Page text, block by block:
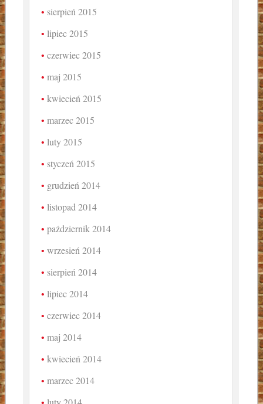
sierpień 2015
lipiec 2015
czerwiec 2015
maj 2015
kwiecień 2015
marzec 2015
luty 2015
styczeń 2015
grudzień 2014
listopad 2014
październik 2014
wrzesień 2014
sierpień 2014
lipiec 2014
czerwiec 2014
maj 2014
kwiecień 2014
marzec 2014